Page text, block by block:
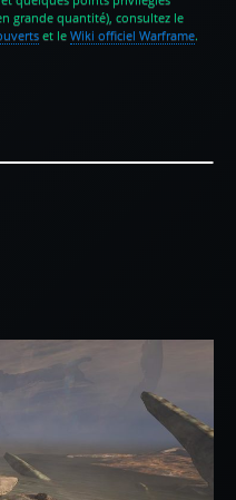
grande quantité), consultez le
et le Wiki officiel Warframe.